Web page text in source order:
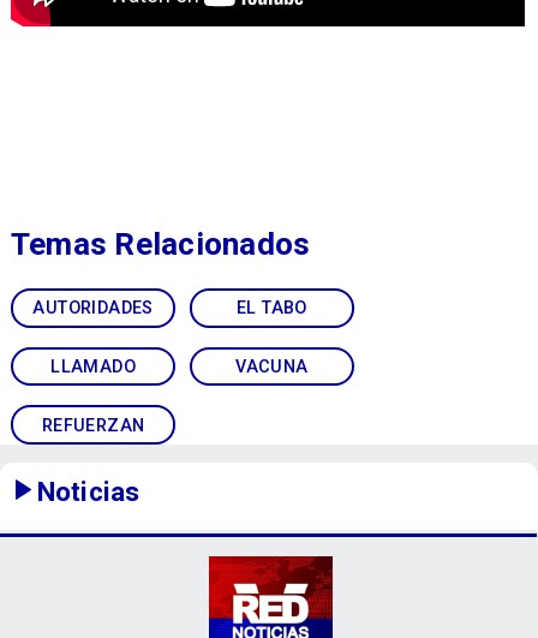
AUTORIDADES EL TABO
LLAMADO VACUNA
REFUERZAN
Temas Relacionados
Noticias